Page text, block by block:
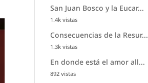
San Juan Bosco y la Eucar...
1.4k vistas
Consecuencias de la Resur...
1.3k vistas
En donde está el amor all...
892 vistas